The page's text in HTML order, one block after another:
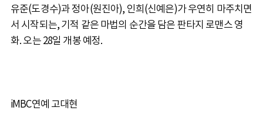
유준(도경수)과 정아(원진아), 인희(신예은)가 우연히 마주치면
서 시작되는, 기적 같은 마법의 순간을 담은 판타지 로맨스 영
화. 오는 28일 개봉 예정.
iMBC연예 고대현